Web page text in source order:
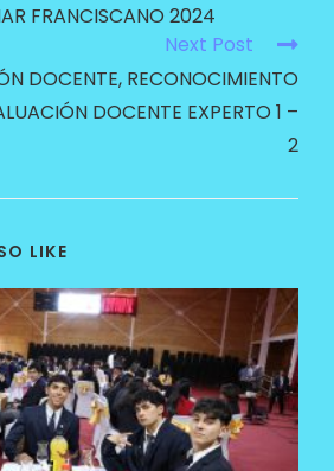
FRANCISCANO 2024
Next Post
DOCENTE, RECONOCIMIENTO
DOCENTE EXPERTO 1 –
2
LIKE